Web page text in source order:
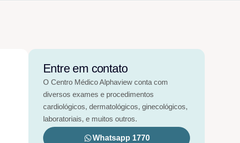
Entre em contato
O Centro Médico Alphaview conta com
diversos exames e procedimentos
cardiológicos, dermatológicos, ginecológicos,
laboratoriais, e muitos outros.
Whatsapp 1770